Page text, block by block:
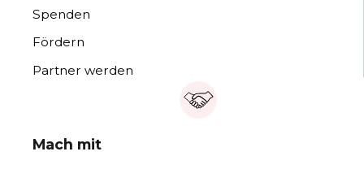
Spenden
Fördern
Partner werden
Mach mit